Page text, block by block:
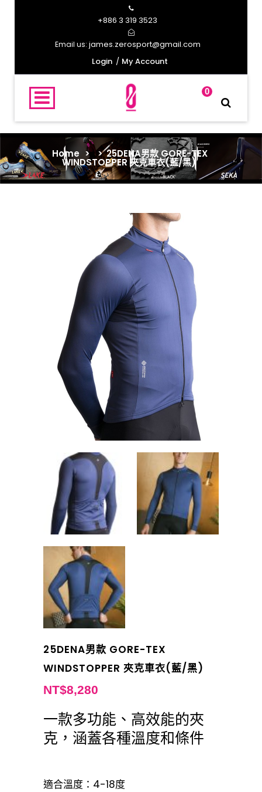
+886 3 319 3523
Email us: james.zerosport@gmail.com
Login
My Account
0
Home > >25DENA男款 GORE-TEX
WINDSTOPPER 夾克車衣(藍/黑)
25DENA男款 GORE-TEX
WINDSTOPPER 夾克車衣(藍/黑)
NT$8,280
一款多功能、高效能的夾
克，涵蓋各種溫度和條件
適合溫度：4-18度